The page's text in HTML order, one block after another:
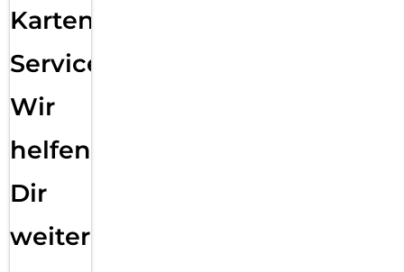
Karten
Service:
Wir
helfen
Dir
weiter